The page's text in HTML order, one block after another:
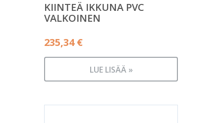
KIINTEÄ IKKUNA PVC
VALKOINEN
235,34€
LUE LISÄÄ »